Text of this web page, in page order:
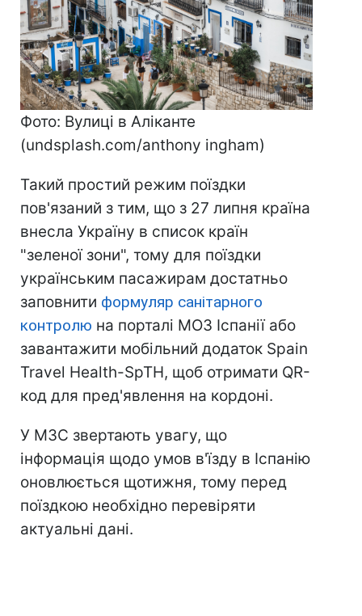
Фото: Вулиці в Аліканте
(undsplash.com/anthony ingham)
Такий простий режим поїздки
пов'язаний з тим, що з 27 липня країна
внесла Україну в список країн
"зеленої зони", тому для поїздки
українським пасажирам достатньо
заповнити формуляр санітарного
контролю на порталі МОЗ Іспанії або
завантажити мобільний додаток Spain
Travel Health-SpTH, щоб отримати QR-
код для пред'явлення на кордоні.
У МЗС звертають увагу, що
інформація щодо умов в'їзду в Іспанію
оновлюється щотижня, тому перед
поїздкою необхідно перевіряти
актуальні дані.